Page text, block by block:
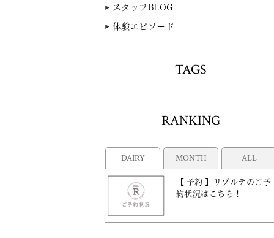
スタッフBLOG
体験エピソード
TAGS
RANKING
DAIRY MONTH ALL
【 予約 】リゾルテのご予
約状況はこちら！